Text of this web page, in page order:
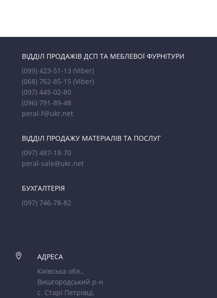
ВІДДІЛ ПРОДАЖІВ ДСП ТА МЕБЛЕВОЇ ФУРНІТУРИ
(099) 423-51-13 (Viber)
(068) 762-85-15 (Viber)
(097) 445-02-80
(096) 791-89-48
peral-f@ukr.net
ВІДДІЛ ПРОДАЖУ МАТЕРІАЛІВ ТА ПОСЛУГ
(097) 487-18-70
peral-sale@ukr.net
БУХГАЛТЕРІЯ
(097) 746-78-82

АДРЕСА
Київська обл.,
Вишгородський р-н
с. Старі Петрівці,